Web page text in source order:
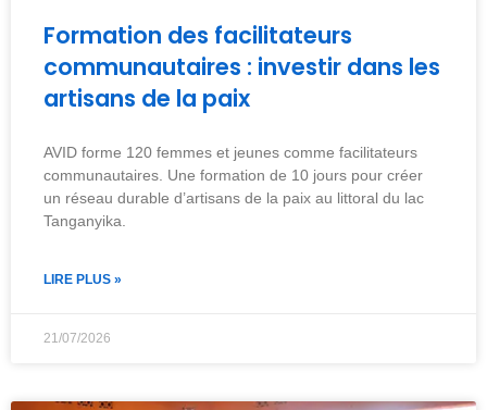
Formation des facilitateurs
communautaires : investir dans les
artisans de la paix
AVID forme 120 femmes et jeunes comme facilitateurs
communautaires. Une formation de 10 jours pour créer
un réseau durable d’artisans de la paix au littoral du lac
Tanganyika.
LIRE PLUS »
21/07/2026